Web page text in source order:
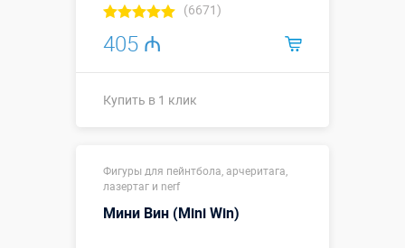
(6671)
405 ₼
Купить в 1 клик
Больше деталей →
Фигуры для пейнтбола, арчеритага,
лазертаг и nerf
Мини Вин (Mini Win)